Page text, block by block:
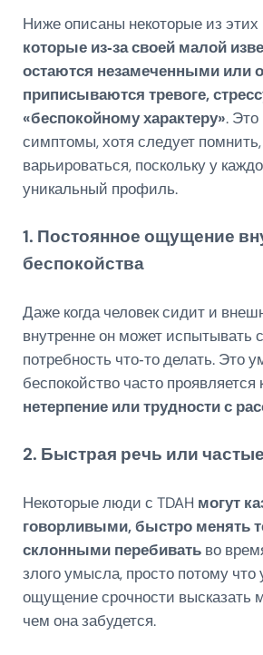
Ниже описаны некоторые из этих
которые из‑за своей малой
остаются незамеченными или
приписываются тревоге,
«беспокойному характеру». Это
симптомы, хотя следует
варьироваться, поскольку у
уникальный профиль.
1. Постоянное ощущение
беспокойства
Даже когда человек сидит и
внутренне он может испытывать
потребность что‑то делать. Это
беспокойство часто проявляется
нетерпение или трудности с
2. Быстрая речь или
Некоторые люди с TDAH могут
говорливыми, быстро менять
склонными перебиватьво
злого умысла, просто потому что
ощущение срочности высказать
чем она забудется.